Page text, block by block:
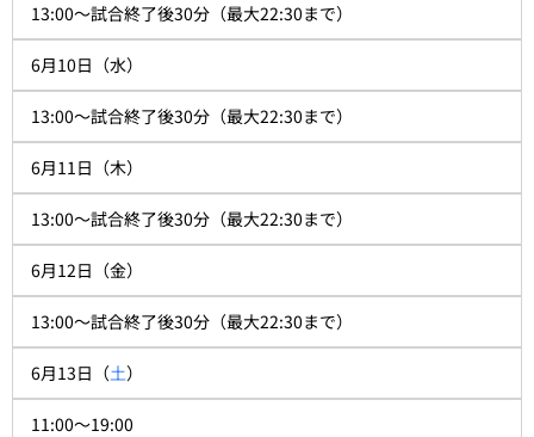
13:00～試合終了後30分（最大22:30まで）
6月10日（水）
13:00～試合終了後30分（最大22:30まで）
6月11日（木）
13:00～試合終了後30分（最大22:30まで）
6月12日（金）
13:00～試合終了後30分（最大22:30まで）
6月13日（土）
11:00～19:00